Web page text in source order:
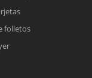
folletos